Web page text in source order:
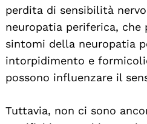
perdita di sensibilità
neuropatia periferica, che
sintomi della neuropatia
intorpidimento e
possono influenzare il
Tuttavia, non ci sono